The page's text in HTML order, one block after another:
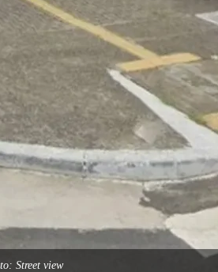
Street view